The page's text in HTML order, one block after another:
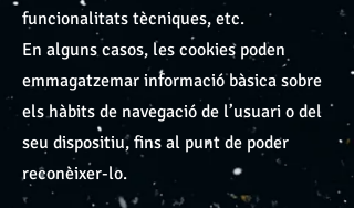
funcionalitats tècniques, etc.
En alguns casos, les cookies poden
emmagatzemar informació bàsica sobre
els hàbits de navegació de l’usuari o del
seu dispositiu, fins al punt de poder
reconèixer-lo.